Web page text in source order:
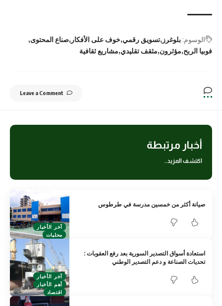
الوسوم: بلوغرز تسويق رقمي خوف على الأفكار صناع المحتوى
فوبيا الربح مؤثرون مثقف تقليدي مشاريع ثقافية
Leave a Comment
أخبار مرتبطة
اكتشف المزيد..
آخر الأخبار
محليات
صيانة أكثر من خمسين مدرسة في طرطوس
آخر الأخبار
أهم الأخبار
اقتصاد
استعادة أسواق التصدير السورية بعد رفع العقوبات :
تحديات الصناعة و دعم التصدير الوطني